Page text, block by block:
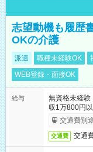
志望動機も履歴
OKの介護
派遣 職種未経験OK
WEB登録・面接OK
給与
無資格未経
収1万800円
交通費別
交通費 交通